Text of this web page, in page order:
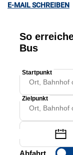
E-MAIL SCHREIBEN